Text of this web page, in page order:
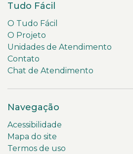
Tudo Fácil
O Tudo Fácil
O Projeto
Unidades de Atendimento
Contato
Chat de Atendimento
Navegação
Acessibilidade
Mapa do site
Termos de uso